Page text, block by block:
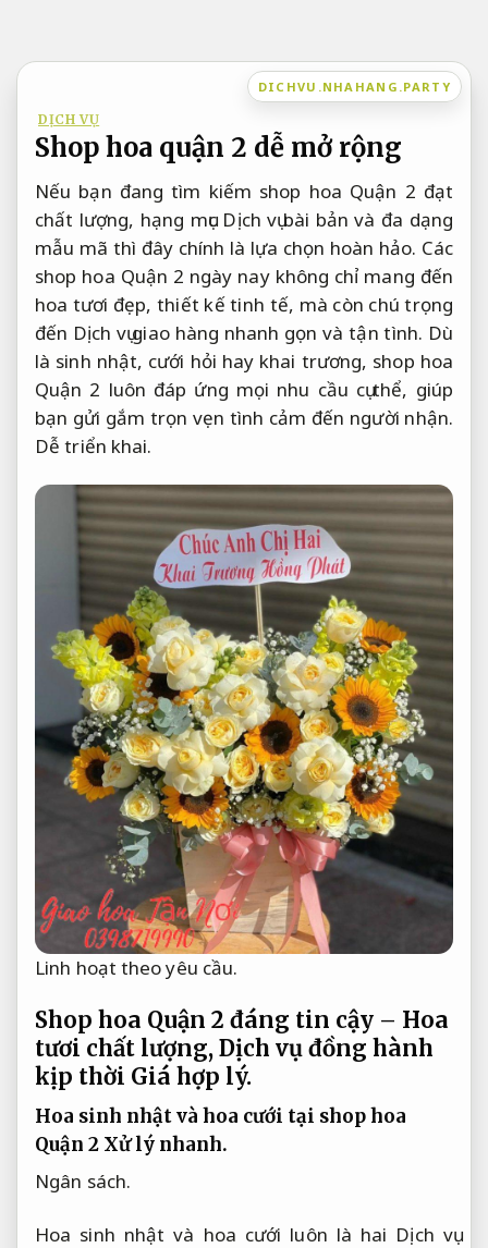
nội
DICHVU.NHAHANG.PARTY
DỊCH VỤ
Shop hoa quận 2 dễ mở rộng
Nếu bạn đang tìm kiếm shop hoa Quận 2 đạt
chất lượng, hạng mục Dịch vụ bài bản và đa dạng
mẫu mã thì đây chính là lựa chọn hoàn hảo. Các
shop hoa Quận 2 ngày nay không chỉ mang đến
hoa tươi đẹp, thiết kế tinh tế, mà còn chú trọng
đến Dịch vụ giao hàng nhanh gọn và tận tình. Dù
là sinh nhật, cưới hỏi hay khai trương, shop hoa
Quận 2 luôn đáp ứng mọi nhu cầu cụ thể, giúp
bạn gửi gắm trọn vẹn tình cảm đến người nhận.
Dễ triển khai.
Linh hoạt theo yêu cầu.
Shop hoa Quận 2 đáng tin cậy – Hoa
tươi chất lượng, Dịch vụ đồng hành
kịp thời Giá hợp lý.
Hoa sinh nhật và hoa cưới tại shop hoa
Quận 2 Xử lý nhanh.
Ngân sách.
Hoa sinh nhật và hoa cưới luôn là hai Dịch vụ